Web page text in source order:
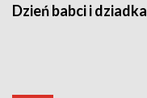
Dzień babci i dziadka